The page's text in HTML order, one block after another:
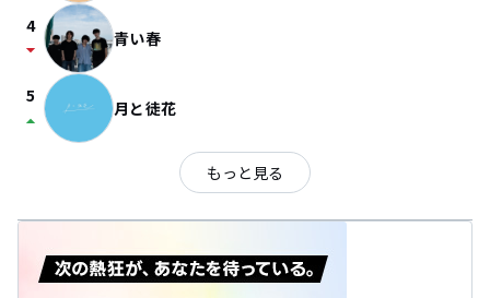
4
arrow_drop_down 青い春
5
arrow_drop_up 月と徒花
もっと見る